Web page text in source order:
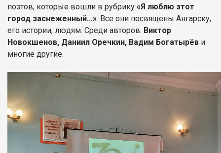
поэтов, которые вошли в рубрику «Я люблю этот
город заснеженный…». Все они посвящены Ангарску,
его истории, людям. Среди авторов: Виктор
Новокшенов, Даниил Оречкин, Вадим Богатырёв и
многие другие.